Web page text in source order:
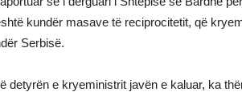
kundër masave të reciprocitetit, që
Serbisë.
detyrën e kryeministrit javën e kaluar, ka